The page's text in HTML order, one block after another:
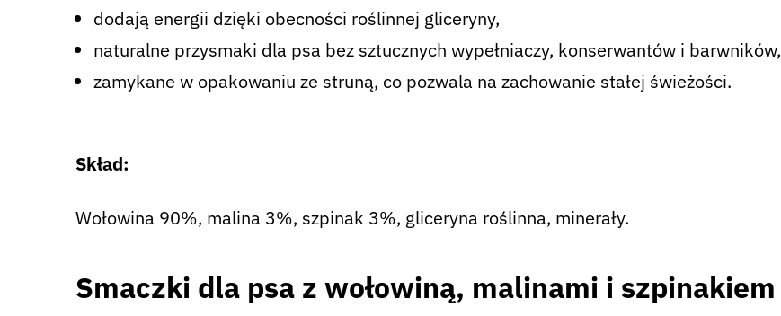
dodają energii dzięki obecności roślinnej gliceryny,
naturalne przysmaki dla psa bez sztucznych wypełniaczy, konserwantów i barwników,
zamykane w opakowaniu ze struną, co pozwala na zachowanie stałej świeżości.
Skład:
Wołowina 90%, malina 3%, szpinak 3%, gliceryna roślinna, minerały.
Smaczki dla psa z wołowiną, malinami i szpinakiem